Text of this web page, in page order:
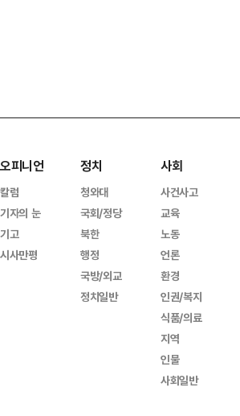
오피니언
칼럼
기자의 눈
기고
시사만평
정치
청와대
국회/정당
북한
행정
국방/외교
정치일반
사회
사건사고
교육
노동
언론
환경
인권/복지
식품/의료
지역
인물
사회일반